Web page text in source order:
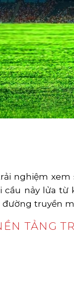
nghiệm
nảy lửa
truyền
TẢNG